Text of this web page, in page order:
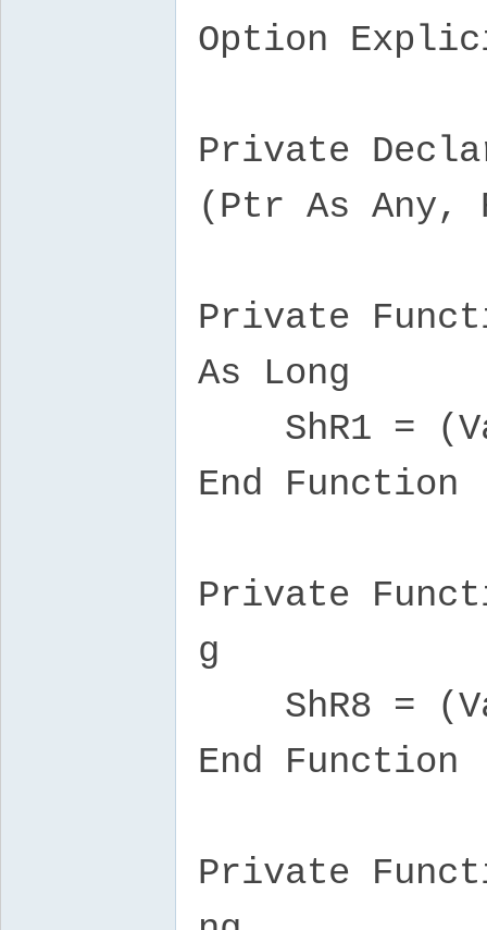
Option
Private
(Ptr As Any,
Private
As Long
ShR1 =
End Function
Private
g
ShR8 =
End Function
Private